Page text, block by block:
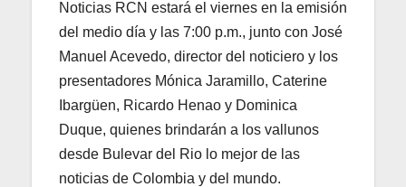
Noticias RCN estará el viernes en la emisión
del medio día y las 7:00 p.m., junto con José
Manuel Acevedo, director del noticiero y los
presentadores Mónica Jaramillo, Caterine
Ibargüen, Ricardo Henao y Dominica
Duque, quienes brindarán a los vallunos
desde Bulevar del Rio lo mejor de las
noticias de Colombia y del mundo.